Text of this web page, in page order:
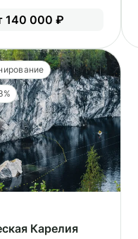
140 000 ₽
Карелия